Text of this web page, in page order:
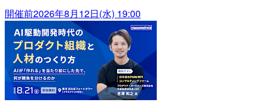
開催前2026年8月12日(水) 19:00